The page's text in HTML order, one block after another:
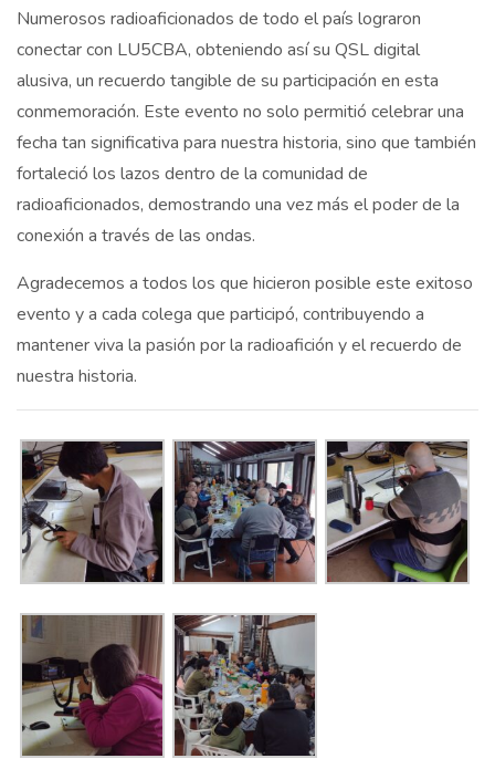
Numerosos radioaficionados de todo el país lograron
conectar con LU5CBA, obteniendo así su QSL digital
alusiva, un recuerdo tangible de su participación en esta
conmemoración. Este evento no solo permitió celebrar una
fecha tan significativa para nuestra historia, sino que también
fortaleció los lazos dentro de la comunidad de
radioaficionados, demostrando una vez más el poder de la
conexión a través de las ondas.
Agradecemos a todos los que hicieron posible este exitoso
evento y a cada colega que participó, contribuyendo a
mantener viva la pasión por la radioafición y el recuerdo de
nuestra historia.